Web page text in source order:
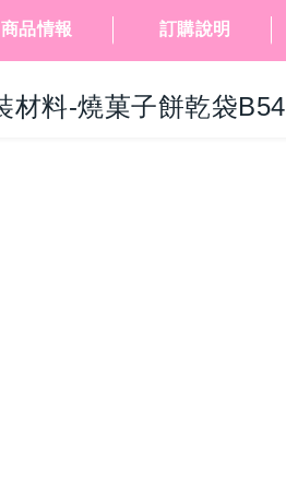
商品情報 訂購說明
材料-燒菓子餅乾袋B54